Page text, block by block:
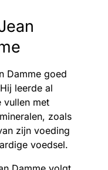
Damme goed
leerde al
vullen met
zoals
zijn voeding
voedsel.